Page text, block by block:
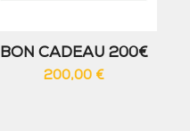
BON CADEAU 200€
200,00 €